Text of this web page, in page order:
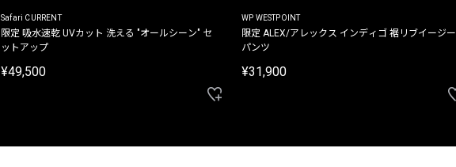
Safari CURRENT
限定 吸水速乾 UVカット 洗える "オールシーン" セ
ットアップ
¥49,500
WP WESTPOINT
限定 ALEX/アレックス インディゴ 裾リブイージー
パンツ
¥31,900